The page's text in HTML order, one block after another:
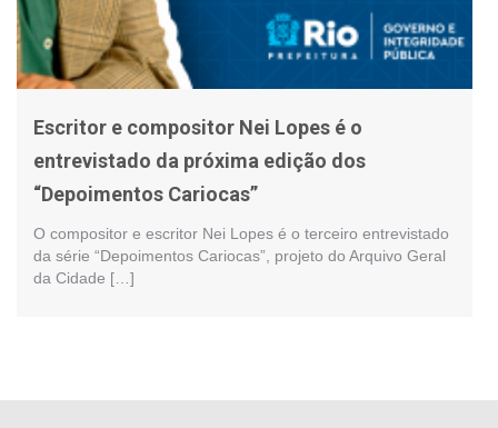
Escritor e compositor Nei Lopes é o
entrevistado da próxima edição dos
“Depoimentos Cariocas”
O compositor e escritor Nei Lopes é o terceiro entrevistado
da série “Depoimentos Cariocas”, projeto do Arquivo Geral
da Cidade […]